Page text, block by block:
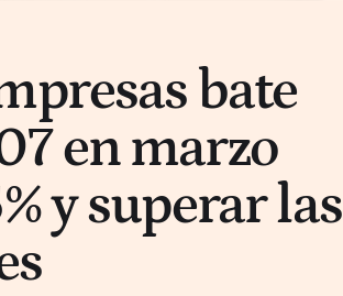
bate
en marzo
y superar las